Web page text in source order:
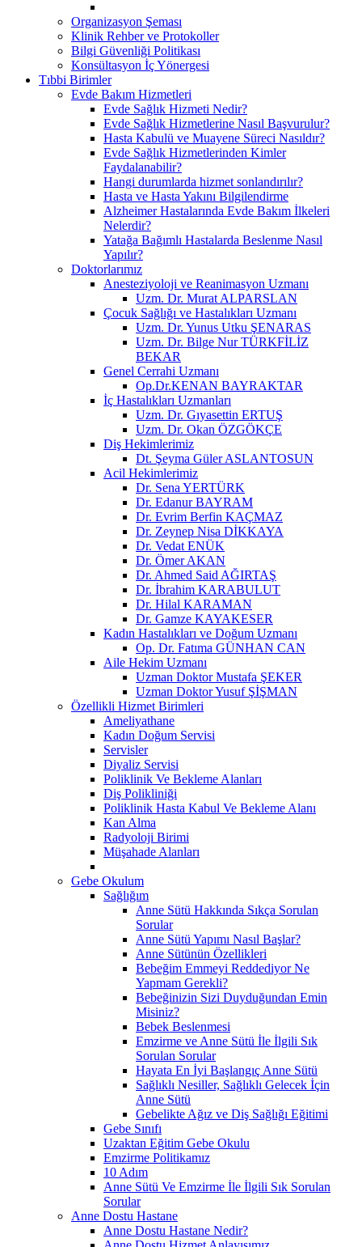
Organizasyon Şeması
Klinik Rehber ve Protokoller
Bilgi Güvenliği Politikası
Konsültasyon İç Yönergesi
Tıbbi Birimler
Evde Bakım Hizmetleri
Evde Sağlık Hizmeti Nedir?
Evde Sağlık Hizmetlerine Nasıl Başvurulur?
Hasta Kabulü ve Muayene Süreci Nasıldır?
Evde Sağlık Hizmetlerinden Kimler
Faydalanabilir?
Hangi durumlarda hizmet sonlandırılır?
Hasta ve Hasta Yakını Bilgilendirme
Alzheimer Hastalarında Evde Bakım İlkeleri
Nelerdir?
Yatağa Bağımlı Hastalarda Beslenme Nasıl
Yapılır?
Doktorlarımız
Anesteziyoloji ve Reanimasyon Uzmanı
Uzm. Dr. Murat ALPARSLAN
Çocuk Sağlığı ve Hastalıkları Uzmanı
Uzm. Dr. Yunus Utku ŞENARAS
Uzm. Dr. Bilge Nur TÜRKFİLİZ
BEKAR
Genel Cerrahi Uzmanı
Op.Dr.KENAN BAYRAKTAR
İç Hastalıkları Uzmanları
Uzm. Dr. Gıyasettin ERTUŞ
Uzm. Dr. Okan ÖZGÖKÇE
Diş Hekimlerimiz
Dt. Şeyma Güler ASLANTOSUN
Acil Hekimlerimiz
Dr. Sena YERTÜRK
Dr. Edanur BAYRAM
Dr. Evrim Berfin KAÇMAZ
Dr. Zeynep Nisa DİKKAYA
Dr. Vedat ENÜK
Dr. Ömer AKAN
Dr. Ahmed Said AĞIRTAŞ
Dr. İbrahim KARABULUT
Dr. Hilal KARAMAN
Dr. Gamze KAYAKESER
Kadın Hastalıkları ve Doğum Uzmanı
Op. Dr. Fatıma GÜNHAN CAN
Aile Hekim Uzmanı
Uzman Doktor Mustafa ŞEKER
Uzman Doktor Yusuf ŞİŞMAN
Özellikli Hizmet Birimleri
Ameliyathane
Kadın Doğum Servisi
Servisler
Diyaliz Servisi
Poliklinik Ve Bekleme Alanları
Diş Polikliniği
Poliklinik Hasta Kabul Ve Bekleme Alanı
Kan Alma
Radyoloji Birimi
Müşahade Alanları
Gebe Okulum
Sağlığım
Anne Sütü Hakkında Sıkça Sorulan
Sorular
Anne Sütü Yapımı Nasıl Başlar?
Anne Sütünün Özellikleri
Bebeğim Emmeyi Reddediyor Ne
Yapmam Gerekli?
Bebeğinizin Sizi Duyduğundan Emin
Misiniz?
Bebek Beslenmesi
Emzirme ve Anne Sütü İle İlgili Sık
Sorulan Sorular
Hayata En İyi Başlangıç Anne Sütü
Sağlıklı Nesiller, Sağlıklı Gelecek İçin
Anne Sütü
Gebelikte Ağız ve Diş Sağlığı Eğitimi
Gebe Sınıfı
Uzaktan Eğitim Gebe Okulu
Emzirme Politikamız
10 Adım
Anne Sütü Ve Emzirme İle İlgili Sık Sorulan
Sorular
Anne Dostu Hastane
Anne Dostu Hastane Nedir?